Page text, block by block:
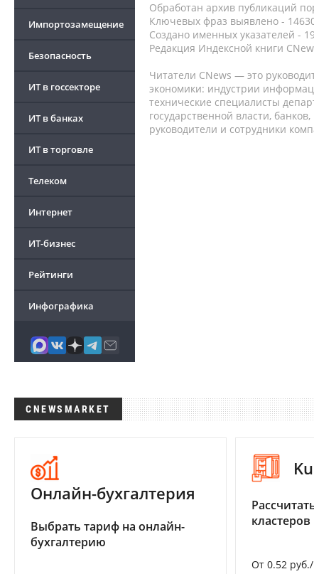
Импортозамещение
Безопасность
ИТ в госсекторе
ИТ в банках
ИТ в торговле
Телеком
Интернет
ИТ-бизнес
Рейтинги
Инфографика
Обработан архив публикаций
Ключевых фраз выявлено -
Создано именных указателей -
Редакция Индексной книги
Читатели CNews — это
экономики: индустрии
технические специалисты
государственной власти,
руководители и сотрудники
CNEWSMARKET
Онлайн-бухгалтерия
Выбрать тариф на онлайн-
бухгалтерию
От 0.52